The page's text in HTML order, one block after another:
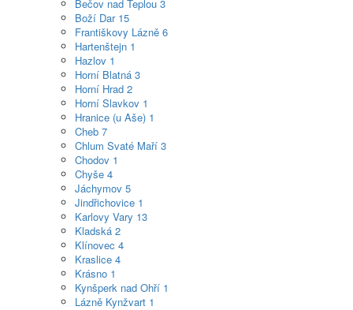
Bečov nad Teplou 3
Boží Dar 15
Františkovy Lázně 6
Hartenštejn 1
Hazlov 1
Horní Blatná 3
Horní Hrad 2
Horní Slavkov 1
Hranice (u Aše) 1
Cheb 7
Chlum Svaté Maří 3
Chodov 1
Chyše 4
Jáchymov 5
Jindřichovice 1
Karlovy Vary 13
Kladská 2
Klínovec 4
Kraslice 4
Krásno 1
Kynšperk nad Ohří 1
Lázně Kynžvart 1